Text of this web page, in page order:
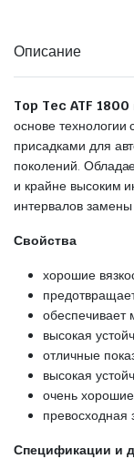
Описание
Top Tec ATF 1800
основе технологии
присадками для
поколений.
и крайне высоким
интервалов
Свойства
хорошие
обеспечивает
высокая
отличные
высокая
очень
превосходная
Спецификации и